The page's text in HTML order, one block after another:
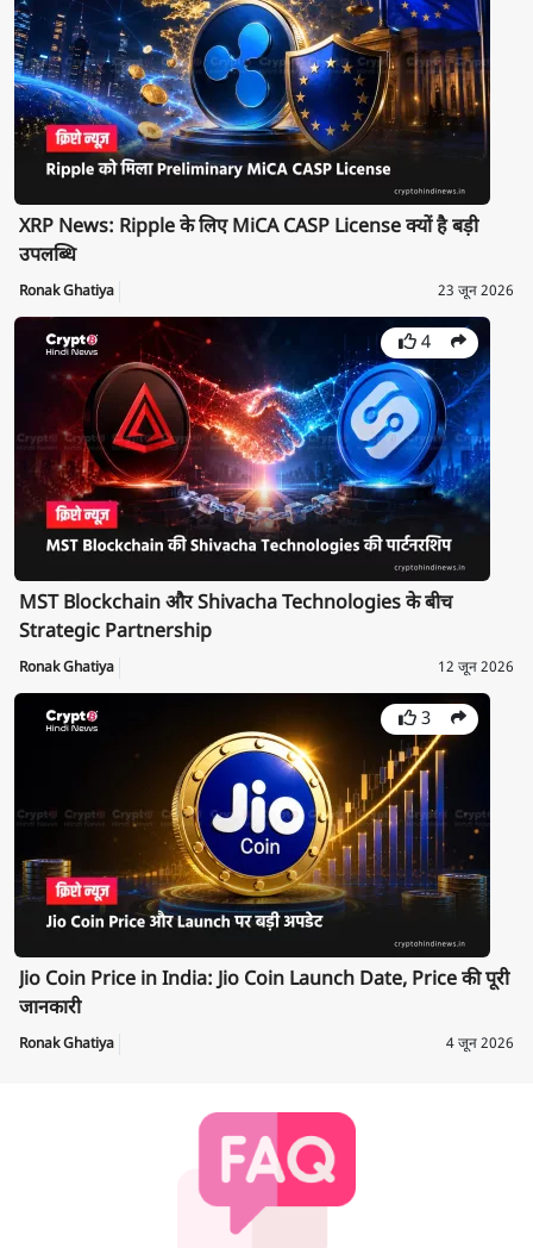
XRP News: Ripple के लिए MiCA CASP License क्यों है बड़ी
उपलब्धि
Ronak Ghatiya 23 जून 2026
4
MST Blockchain और Shivacha Technologies के बीच
Strategic Partnership
Ronak Ghatiya 12 जून 2026
3
Jio Coin Price in India: Jio Coin Launch Date, Price की पूरी
जानकारी
Ronak Ghatiya 4 जून 2026